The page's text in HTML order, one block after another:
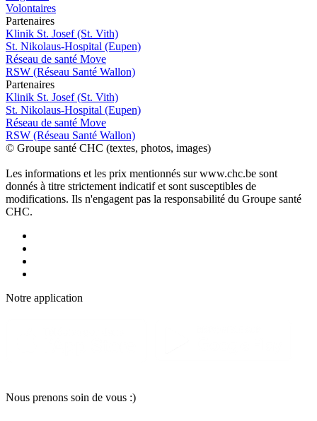
Volontaires
Partenaires
Klinik St. Josef (St. Vith)
St. Nikolaus-Hospital (Eupen)
Réseau de santé Move
RSW (Réseau Santé Wallon)
Partenaires
Klinik St. Josef (St. Vith)
St. Nikolaus-Hospital (Eupen)
Réseau de santé Move
RSW (Réseau Santé Wallon)
© Groupe santé CHC (textes, photos, images)
Les informations et les prix mentionnés sur www.chc.be sont
donnés à titre strictement indicatif et sont susceptibles de
modifications. Ils n'engagent pas la responsabilité du Groupe santé
CHC.
Notre application
Nous prenons soin de vous :)